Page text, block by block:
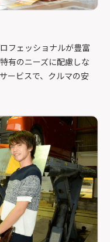
フェッショナルが豊富
有のニーズに配慮しな
ービスで、クルマの安